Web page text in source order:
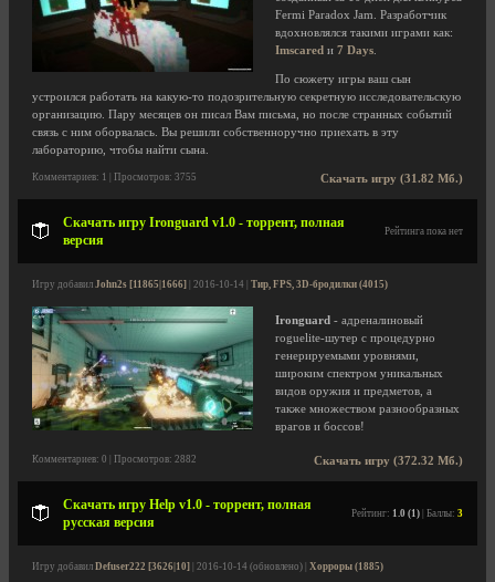
Fermi Paradox Jam. Разработчик
вдохновлялся такими играми как:
Imscared и 7 Days
По сюжету игры ваш сын
устроился работать на какую-то подозрительную секретную исследовательскую
организацию. Пару месяцев он писал Вам письма, но после странных событий
связь с ним оборвалась. Вы решили собственноручно приехать в эту
лабораторию, чтобы найти сына.
Скачать игру (31.82 Мб.)
Комментариев: 1 | Просмотров: 3755
Скачать игру Ironguard v1.0 - торрент, полная
версия
Рейтинга пока нет
Игру добавил John2s [11865|1666] | 2016-10-14 | Тир, FPS, 3D-бродилки (4015)
Ironguard - адреналиновый
roguelite-шутер с процедурно
генерируемыми уровнями,
широким спектром уникальных
видов оружия и предметов, а
также множеством разнообразных
врагов и боссов!
Скачать игру (372.32 Мб.)
Комментариев: 0 | Просмотров: 2882
Скачать игру Help v1.0 - торрент, полная
русская версия
Рейтинг: 1.0 (1) | Баллы: 3
Игру добавил Defuser222 [3626|10] | 2016-10-14 (обновлено) | Хорроры (1885)